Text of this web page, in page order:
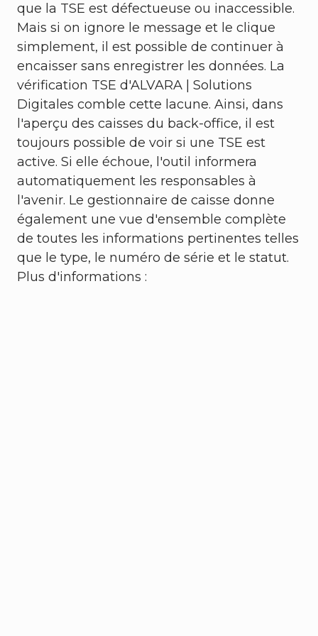
que la TSE est défectueuse ou inaccessible.
Mais si on ignore le message et le clique
simplement, il est possible de continuer à
encaisser sans enregistrer les données. La
vérification TSE d'ALVARA | Solutions
Digitales comble cette lacune. Ainsi, dans
l'aperçu des caisses du back-office, il est
toujours possible de voir si une TSE est
active. Si elle échoue, l'outil informera
automatiquement les responsables à
l'avenir. Le gestionnaire de caisse donne
également une vue d'ensemble complète
de toutes les informations pertinentes telles
que le type, le numéro de série et le statut.
Plus d'informations :